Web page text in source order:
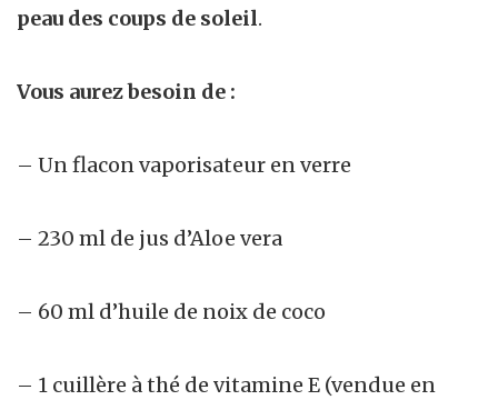
peau des coups de soleil.
Vous aurez besoin de :
– Un flacon vaporisateur en verre
– 230 ml de jus d’Aloe vera
– 60 ml d’huile de noix de coco
– 1 cuillère à thé de vitamine E (vendue en